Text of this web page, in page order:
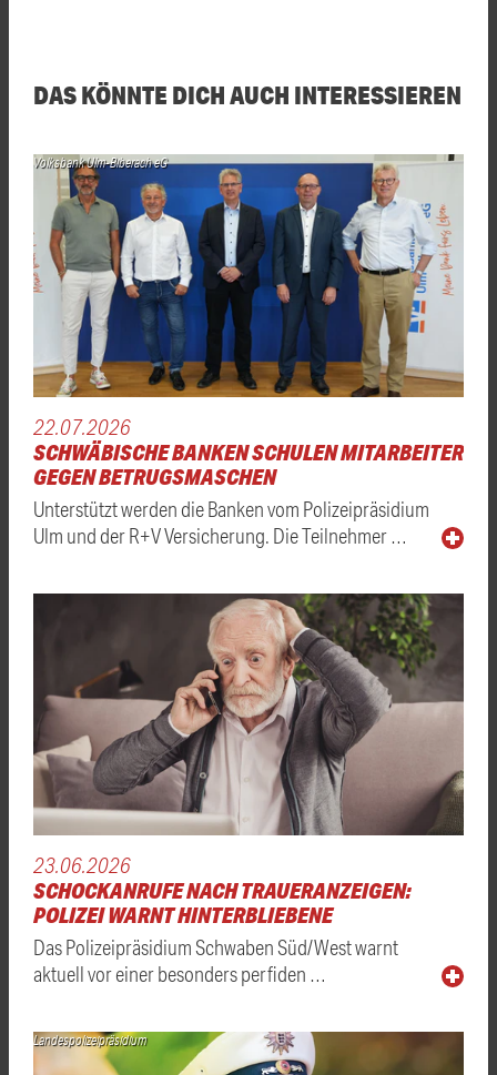
DAS KÖNNTE DICH AUCH INTERESSIEREN
Volksbank Ulm-Biberach eG
22.07.2026
SCHWÄBISCHE BANKEN SCHULEN MITARBEITER
GEGEN BETRUGSMASCHEN
Unterstützt werden die Banken vom Polizeipräsidium
Ulm und der R+V Versicherung. Die Teilnehmer …
23.06.2026
SCHOCKANRUFE NACH TRAUERANZEIGEN:
POLIZEI WARNT HINTERBLIEBENE
Das Polizeipräsidium Schwaben Süd/West warnt
aktuell vor einer besonders perfiden …
Landespolizeipräsidium